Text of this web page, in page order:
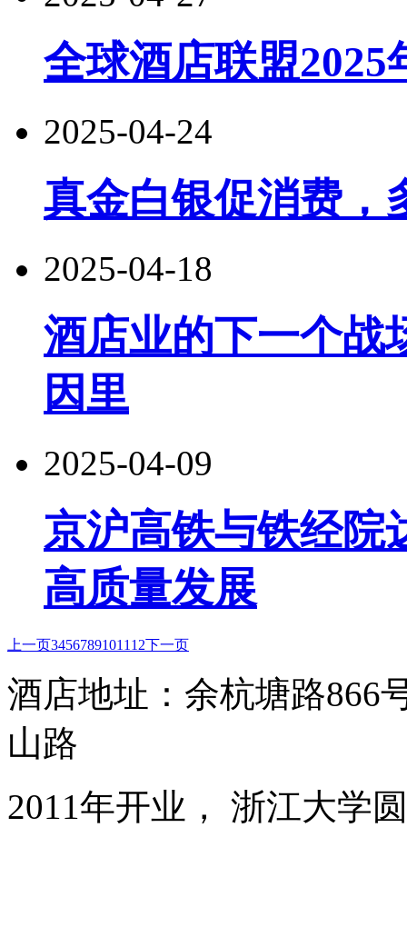
全球酒店联盟
2025-04-24
真金白银促消费，
2025-04-18
酒店业的下一个战
因里
2025-04-09
京沪高铁与铁经院
高质量发展
上一页34567891011 12下一页
酒店地址：余杭塘路866
山路
2011年开业， 浙江大学